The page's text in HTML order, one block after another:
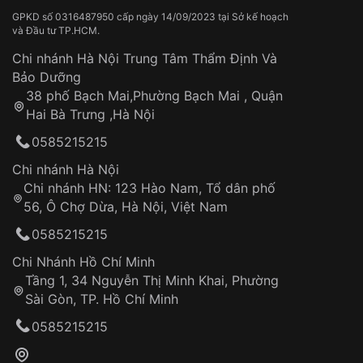
Mẫu đồng hồ nam dưới 1 triệu sang trọng - Casio MTP
GPKD số 0316487950 cấp ngày 14/09/2023 tại Sở kế hoạch
và Đầu tư TP.HCM.
Chi nhánh Hà Nội Trung Tâm Thẩm Định Và
Bảo Dưỡng
38 phố Bạch Mai,Phường Bạch Mai , Quận
Hai Bà Trưng ,Hà Nội
0585215215
Chi nhánh Hà Nội
Chi nhánh HN: 123 Hào Nam, Tổ dân phố
56, Ô Chợ Dừa, Hà Nội, Việt Nam
0585215215
Chi Nhánh Hồ Chí Minh
Tầng 1, 34 Nguyễn Thị Minh Khai, Phường
Sài Gòn, TP. Hồ Chí Minh
0585215215